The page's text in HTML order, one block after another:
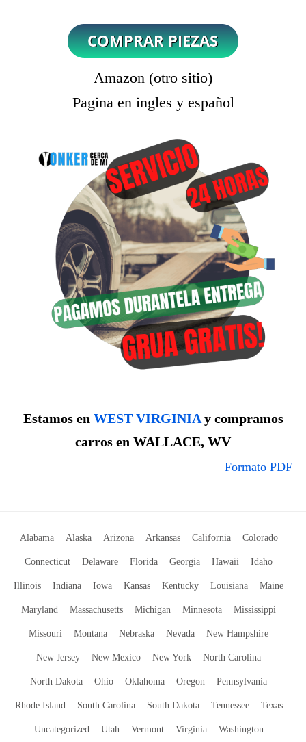
Amazon (otro sitio)
Pagina en ingles y español
Estamos en WEST VIRGINIAy compramos
carros en WALLACE, WV
Formato PDF
Alabama Alaska Arizona Arkansas California Colorado
Connecticut Delaware Florida Georgia Hawaii Idaho
Illinois Indiana Iowa Kansas Kentucky Louisiana Maine
Maryland Massachusetts Michigan Minnesota Mississippi
Missouri Montana Nebraska Nevada New Hampshire
New Jersey New Mexico New York North Carolina
North Dakota Ohio Oklahoma Oregon Pennsylvania
Rhode Island South Carolina South Dakota Tennessee Texas
Uncategorized Utah Vermont Virginia Washington